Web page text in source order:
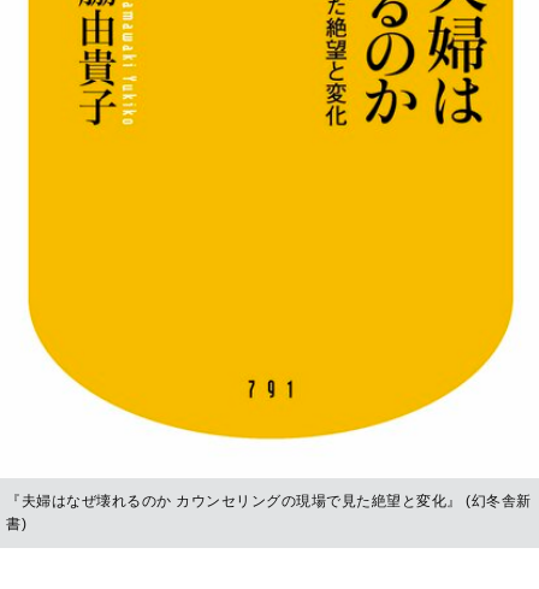
『夫婦はなぜ壊れるのか カウンセリングの現場で見た絶望と変化』 (幻冬舎新
書)